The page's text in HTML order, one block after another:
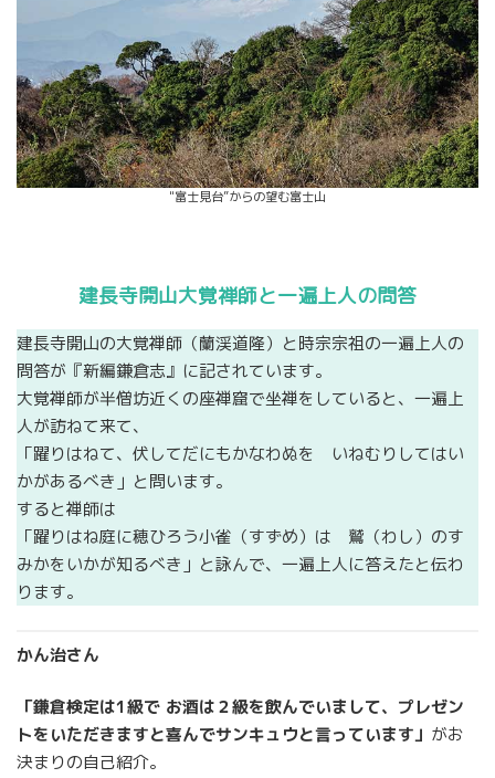
"富士見台”からの望む富士山
建長寺開山大覚禅師と一遍上人の問答
建長寺開山の大覚禅師（蘭渓道隆）と時宗宗祖の一遍上人の
問答が『新編鎌倉志』に記されています。
大覚禅師が半僧坊近くの座禅窟で坐禅をしていると、一遍上
人が訪ねて来て、
「躍りはねて、伏してだにもかなわぬを いねむりしてはい
かがあるべき」と問います。
すると禅師は
「躍りはね庭に穂ひろう小雀（すずめ）は 鷲（わし）のす
みかをいかが知るべき」と詠んで、一遍上人に答えたと伝わ
ります。
かん治さん
「鎌倉検定は1級で お酒は２級を飲んでいまして、プレゼン
トをいただきますと喜んでサンキュウと言っています」 がお
決まりの自己紹介。